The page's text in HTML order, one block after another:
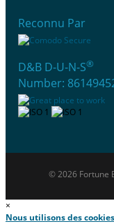
Reconnu Par
D&B D-U-N-S®
Number:
© 2026 Fortune
×
Nous utilisons des